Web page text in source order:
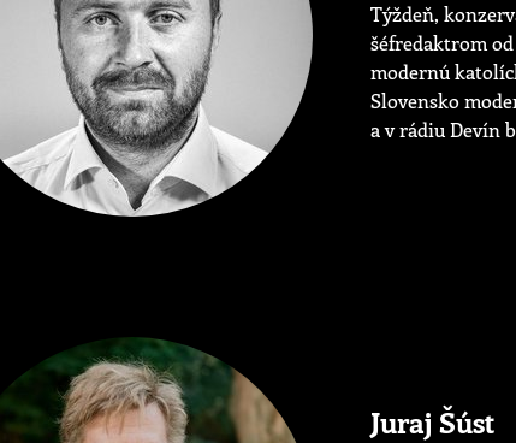
Týždeň,
šéfredaktrom
modernú
Slovensko
a v rádiu Devín
Juraj Šúst